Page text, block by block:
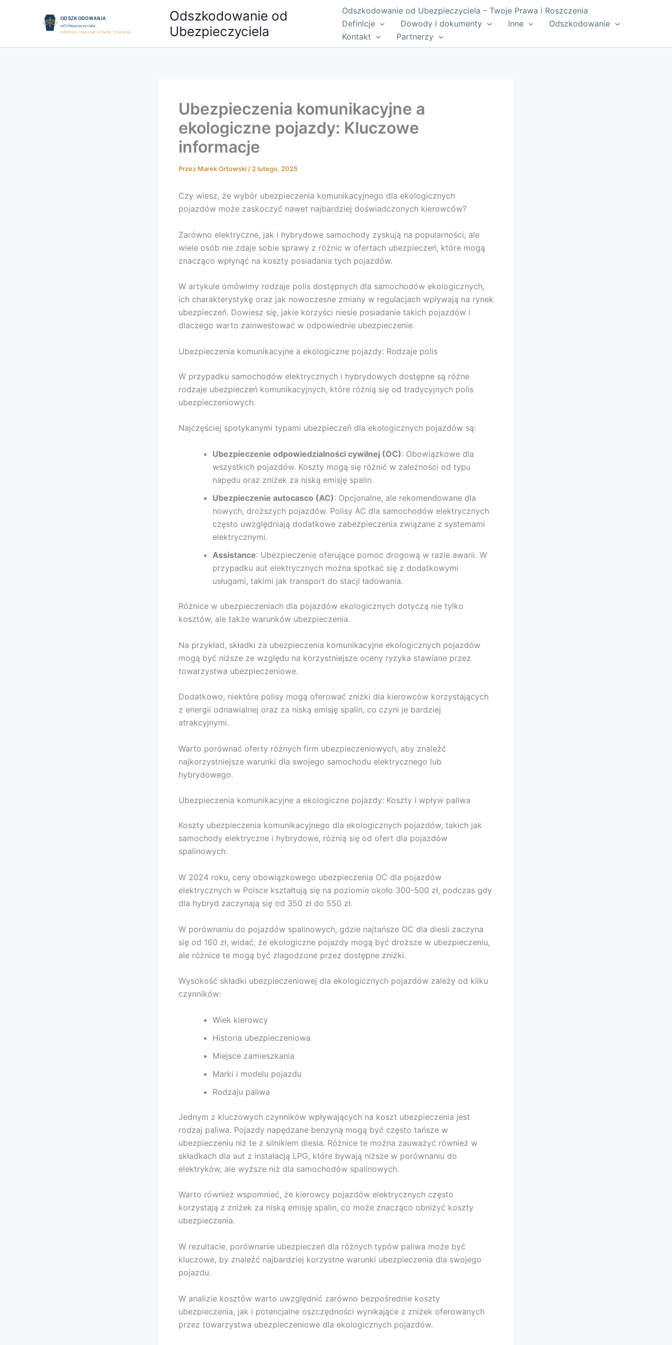
Odszkodowanie od
Ubezpieczyciela
Odszkodowanie od Ubezpieczyciela – Twoje Prawa i Roszczenia
Definicje
Dowody i dokumenty Inne
Odszkodowanie
Kontakt
Partnerzy
Ubezpieczenia komunikacyjne a
ekologiczne pojazdy: Kluczowe
informacje
Przez Marek Ortowski / 2 lutego, 2025
Czy wiesz, że wybór ubezpieczenia komunikacyjnego dla ekologicznych
pojazdów może zaskoczyć nawet najbardziej doświadczonych kierowców?
Zarówno elektryczne, jak i hybrydowe samochody zyskują na popularności, ale
wiele osób nie zdaje sobie sprawy z różnic w ofertach ubezpieczeń, które mogą
znacząco wpłynąć na koszty posiadania tych pojazdów.
W artykule omówimy rodzaje polis dostępnych dla samochodów ekologicznych,
ich charakterystykę oraz jak nowoczesne zmiany w regulacjach wpływają na rynek
ubezpieczeń. Dowiesz się, jakie korzyści niesie posiadanie takich pojazdów i
dlaczego warto zainwestować w odpowiednie ubezpieczenie.
Ubezpieczenia komunikacyjne a ekologiczne pojazdy: Rodzaje polis
W przypadku samochodów elektrycznych i hybrydowych dostępne są różne
rodzaje ubezpieczeń komunikacyjnych, które różnią się od tradycyjnych polis
ubezpieczeniowych.
Najczęściej spotykanymi typami ubezpieczeń dla ekologicznych pojazdów są:
Ubezpieczenie odpowiedzialności cywilnej (OC): Obowiązkowe dla
wszystkich pojazdów. Koszty mogą się różnić w zależności od typu
napędu oraz zniżek za niską emisję spalin.
Ubezpieczenie autocasco (AC): Opcjonalne, ale rekomendowane dla
nowych, droższych pojazdów. Polisy AC dla samochodów elektrycznych
często uwzględniają dodatkowe zabezpieczenia związane z systemami
elektrycznymi.
Assistance: Ubezpieczenie oferujące pomoc drogową w razie awarii. W
przypadku aut elektrycznych można spotkać się z dodatkowymi
usługami, takimi jak transport do stacji ładowania.
Różnice w ubezpieczeniach dla pojazdów ekologicznych dotyczą nie tylko
kosztów, ale także warunków ubezpieczenia.
Na przykład, składki za ubezpieczenia komunikacyjne ekologicznych pojazdów
mogą być niższe ze względu na korzystniejsze oceny ryzyka stawiane przez
towarzystwa ubezpieczeniowe.
Dodatkowo, niektóre polisy mogą oferować zniżki dla kierowców korzystających
z energii odnawialnej oraz za niską emisję spalin, co czyni je bardziej
atrakcyjnymi.
Warto porównać oferty różnych firm ubezpieczeniowych, aby znaleźć
najkorzystniejsze warunki dla swojego samochodu elektrycznego lub
hybrydowego.
Ubezpieczenia komunikacyjne a ekologiczne pojazdy: Koszty i wpływ paliwa
Koszty ubezpieczenia komunikacyjnego dla ekologicznych pojazdów, takich jak
samochody elektryczne i hybrydowe, różnią się od ofert dla pojazdów
spalinowych.
W 2024 roku, ceny obowiązkowego ubezpieczenia OC dla pojazdów
elektrycznych w Polsce kształtują się na poziomie około 300-500 zł, podczas gdy
dla hybryd zaczynają się od 350 zł do 550 zł.
W porównaniu do pojazdów spalinowych, gdzie najtańsze OC dla diesli zaczyna
się od 160 zł, widać, że ekologiczne pojazdy mogą być droższe w ubezpieczeniu,
ale różnice te mogą być złagodzone przez dostępne zniżki.
Wysokość składki ubezpieczeniowej dla ekologicznych pojazdów zależy od kilku
czynników:
Wiek kierowcy
Historia ubezpieczeniowa
Miejsce zamieszkania
Marki i modelu pojazdu
Rodzaju paliwa
Jednym z kluczowych czynników wpływających na koszt ubezpieczenia jest
rodzaj paliwa. Pojazdy napędzane benzyną mogą być często tańsze w
ubezpieczeniu niż te z silnikiem diesla. Różnice te można zauważyć również w
składkach dla aut z instalacją LPG, które bywają niższe w porównaniu do
elektryków, ale wyższe niż dla samochodów spalinowych.
Warto również wspomnieć, że kierowcy pojazdów elektrycznych często
korzystają z zniżek za niską emisję spalin, co może znacząco obniżyć koszty
ubezpieczenia.
W rezultacie, porównanie ubezpieczeń dla różnych typów paliwa może być
kluczowe, by znaleźć najbardziej korzystne warunki ubezpieczenia dla swojego
pojazdu.
W analizie kosztów warto uwzględnić zarówno bezpośrednie koszty
ubezpieczenia, jak i potencjalne oszczędności wynikające z zniżek oferowanych
przez towarzystwa ubezpieczeniowe dla ekologicznych pojazdów.